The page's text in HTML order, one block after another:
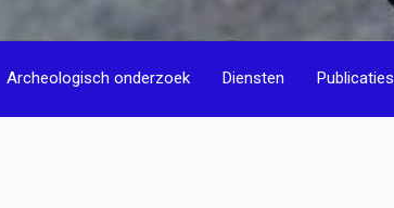
Archeologisch onderzoek Diensten Publicaties